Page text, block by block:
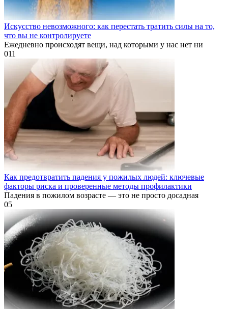
Искусство невозможного: как перестать тратить силы на то,
что вы не контролируете
Ежедневно происходят вещи, над которыми у нас нет ни
011
Как предотвратить падения у пожилых людей: ключевые
факторы риска и проверенные методы профилактики
Падения в пожилом возрасте — это не просто досадная
05